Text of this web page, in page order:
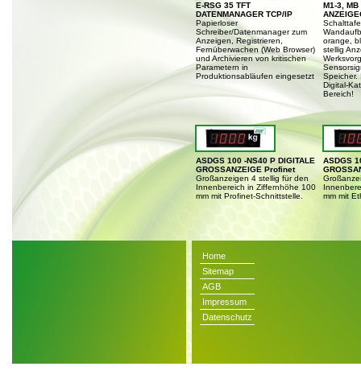
E-RSG 35 TFT
DATENMANAGER TCP/IP
Papierloser
Schreiber/Datenmanager zum
Anzeigen, Registrieren,
Fernüberwachen (Web Browser)
und Archivieren von kritischen
Parametern in
Produktionsabläufen eingesetzt
M1-3, MB
orange,
stellig
Speicher.
Digital-
Bereich!
ASDGS 100 -NS40 P DIGITALE
GROSSANZEIGE Profinet
Großanzeigen 4 stellig für den
Innenbereich in Ziffernhöhe 100
mm mit Profinet-Schnittstelle.
ASDGS
mm mit
Home
Sitemap
AGB
Impressum
Datenschutz